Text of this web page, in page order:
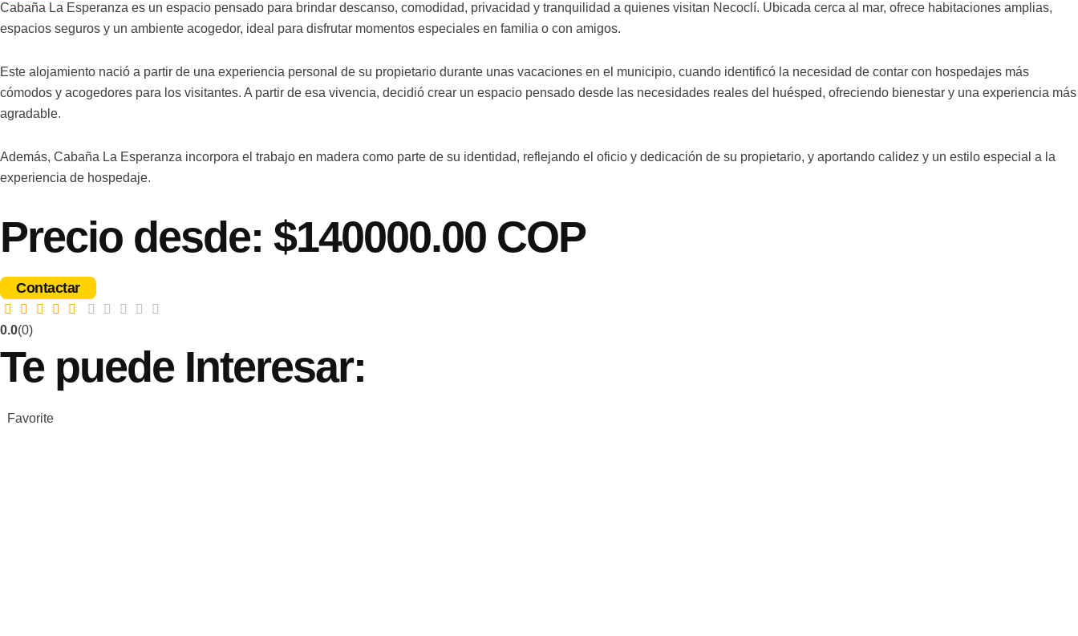
Cabaña La Esperanza es un espacio pensado para brindar descanso, comodidad, privacidad y tranquilidad a quienes visitan Necoclí. Ubicada cerca al mar, ofrece habitaciones amplias,
espacios seguros y un ambiente acogedor, ideal para disfrutar momentos especiales en familia o con amigos.
Este alojamiento nació a partir de una experiencia personal de su propietario durante unas vacaciones en el municipio, cuando identificó la necesidad de contar con hospedajes más
cómodos y acogedores para los visitantes. A partir de esa vivencia, decidió crear un espacio pensado desde las necesidades reales del huésped, ofreciendo bienestar y una experiencia más
agradable.
Además, Cabaña La Esperanza incorpora el trabajo en madera como parte de su identidad, reflejando el oficio y dedicación de su propietario, y aportando calidez y un estilo especial a la
experiencia de hospedaje.
Precio desde: $140000.00 COP
Contactar
0.0(0)
Te puede Interesar:
Favorite